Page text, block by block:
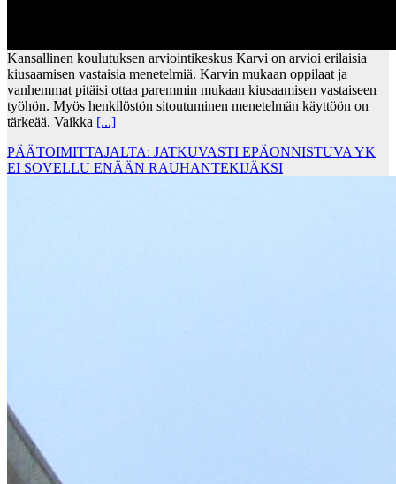
Kansallinen koulutuksen arviointikeskus Karvi on arvioi erilaisia
kiusaamisen vastaisia menetelmiä. Karvin mukaan oppilaat ja
vanhemmat pitäisi ottaa paremmin mukaan kiusaamisen vastaiseen
työhön. Myös henkilöstön sitoutuminen menetelmän käyttöön on
tärkeää. Vaikka [...]
PÄÄTOIMITTAJALTA: JATKUVASTI EPÄONNISTUVA YK
EI SOVELLU ENÄÄN RAUHANTEKIJÄKSI